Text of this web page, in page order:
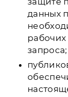
данных
рабочих
запроса;